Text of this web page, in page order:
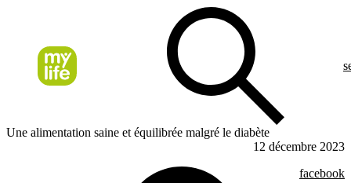
Une alimentation saine et équilibrée malgré le diabète
12 décembre 2023
facebook